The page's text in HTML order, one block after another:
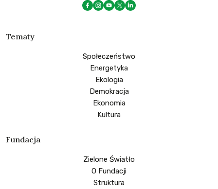
Tematy
Społeczeństwo
Energetyka
Ekologia
Demokracja
Ekonomia
Kultura
Fundacja
Zielone Światło
O Fundacji
Struktura